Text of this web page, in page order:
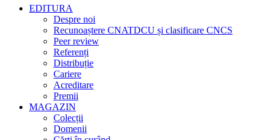
EDITURA
Despre noi
Recunoaștere CNATDCU și clasificare CNCS
Peer review
Referenți
Distribuție
Cariere
Acreditare
Premii
MAGAZIN
Colecții
Domenii